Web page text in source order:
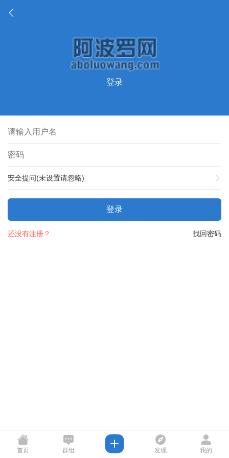
登录
安全提问(未设置请忽略)
登录
找回密码
还没有注册？
首页 群组 发现 我的